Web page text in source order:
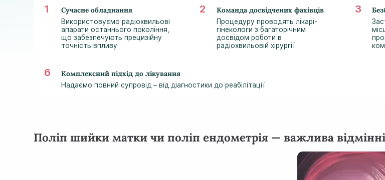
Сучасне обладнання
Використовуємо радіохвильові
апарати останнього покоління,
що забезпечують прецизійну
точність впливу
Команда досвідчених фахівців
Процедуру проводять лікарі-
гінекологи з багаторічним
досвідом роботи в
радіохвильовій хірургії
Комплексний підхід до лікування
Надаємо повний супровід – від діагностики до реабілітації
Поліп шийки матки чи поліп ендометрія — важлива